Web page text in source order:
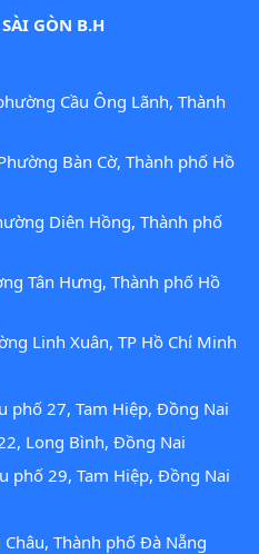
GÒN B.H
Cầu Ông Lãnh, Thành
Bàn Cờ, Thành phố Hồ
Diên Hồng, Thành phố
Tân Hưng, Thành phố Hồ
Linh Xuân, TP Hồ Chí Minh
phố 27, Tam Hiệp, Đồng Nai
Long Bình, Đồng Nai
phố 29, Tam Hiệp, Đồng Nai
Thành phố Đà Nẵng